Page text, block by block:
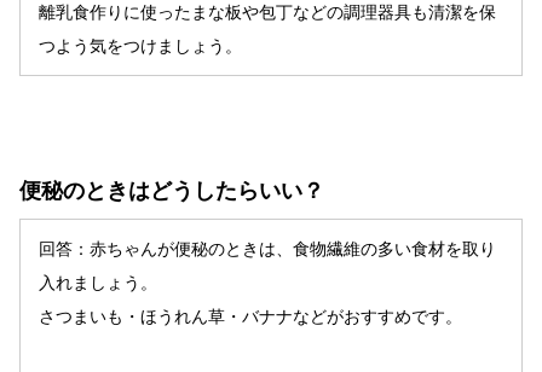
離乳食作りに使ったまな板や包丁などの調理器具も清潔を保
つよう気をつけましょう。
便秘のときはどうしたらいい？
回答：赤ちゃんが便秘のときは、食物繊維の多い食材を取り
入れましょう。
さつまいも・ほうれん草・バナナなどがおすすめです。